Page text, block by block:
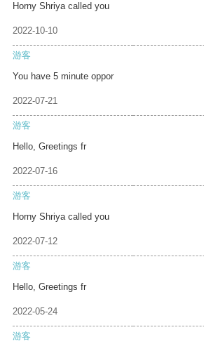
Horny Shriya called you
2022-10-10
游客
You have 5 minute oppor
2022-07-21
游客
Hello, Greetings fr
2022-07-16
游客
Horny Shriya called you
2022-07-12
游客
Hello, Greetings fr
2022-05-24
游客